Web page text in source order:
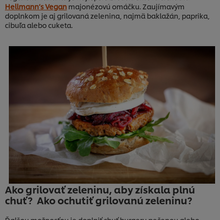
Hellmann’s Vegan majonézovú omáčku. Zaujímavým
doplnkom je aj grilovaná zelenina, najmä baklažán, paprika,
cibuľa alebo cuketa.
Ako grilovať zeleninu, aby získala plnú
chuť? Ako ochutiť grilovanú zeleninu?